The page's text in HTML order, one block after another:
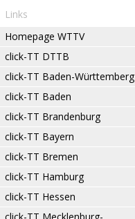
Links
Homepage WTTV
click-TT DTTB
click-TT Baden-Württemberg
click-TT Baden
click-TT Brandenburg
click-TT Bayern
click-TT Bremen
click-TT Hamburg
click-TT Hessen